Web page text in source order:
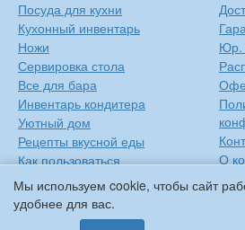
Мы используем cookie, чтобы сайт
удобнее для вас.
Посуда для кухни
Кухонный инвентарь
Ножи
Сервировка стола
Все для бара
Инвентарь кондитера
Уютный дом
Рецепты вкусной еды
Как пользоваться
сковородкой
Юр.
О